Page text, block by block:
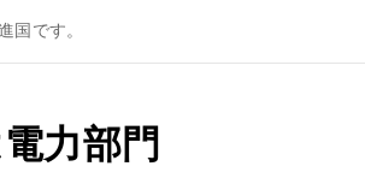
国です。
力部門